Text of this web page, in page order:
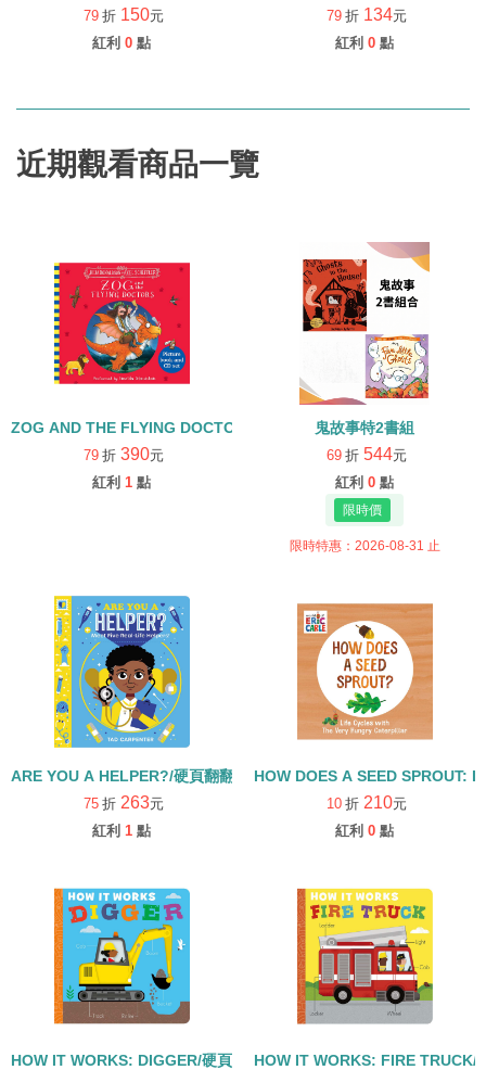
79 折 150元
紅利 0 點
79 折 134元
紅利 0 點
近期觀看商品一覽
ZOG AND THE FLYING DOCTORS/英文繪本+CD
79 折 390元
紅利 1 點
鬼故事特2書組
69 折 544元
紅利 0 點
限時特惠：2026-08-31 止
ARE YOU A HELPER?/硬頁翻翻書
75 折 263元
紅利 1 點
HOW DOES A SEED SPROUT:
10 折 210元
紅利 0 點
HOW IT WORKS: DIGGER/硬頁書 HOW IT WORKS: FIRE TRUCK/